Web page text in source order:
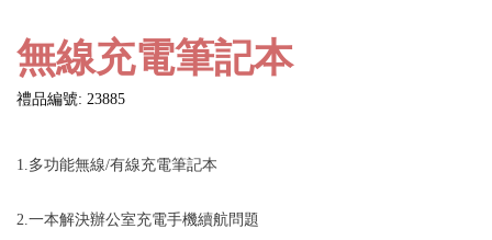
無線充電筆記本
禮品編號: 23885
1.多功能無線/有線充電筆記本
2.一本解決辦公室充電手機續航問題